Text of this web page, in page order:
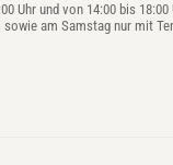
Uhr und von 14:00 bis
sowie am Samstag nur mit